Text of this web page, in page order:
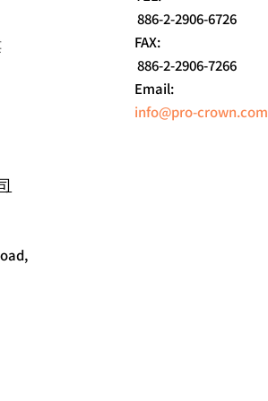
886-2-2906-6726
FAX:
886-2-2906-7266
Email:
info@pro-crown.com